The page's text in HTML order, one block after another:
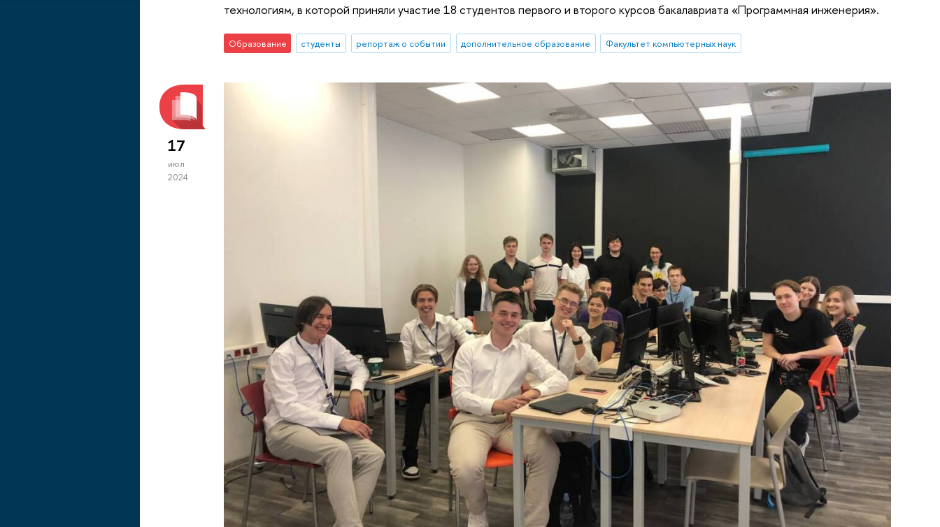
технологиям, в которой приняли участие 18 студентов первого и второго курсов бакалавриата «Программная инженерия».
Образование студенты репортаж о событии дополнительное образование Факультет компьютерных наук
17
июл
2024